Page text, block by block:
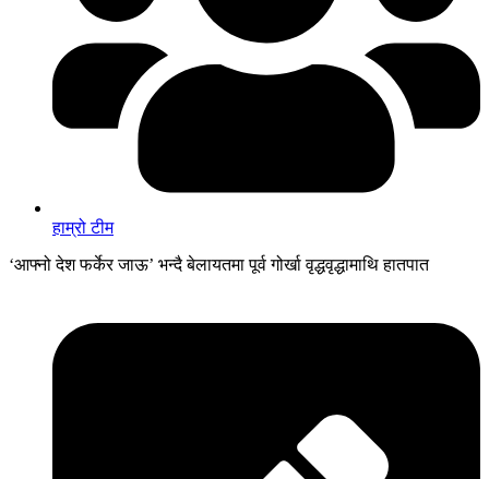
हाम्रो टीम
‘आफ्नो देश फर्केर जाऊ’ भन्दै बेलायतमा पूर्व गोर्खा वृद्धवृद्धामाथि हातपात